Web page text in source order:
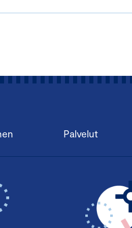
Palvelut